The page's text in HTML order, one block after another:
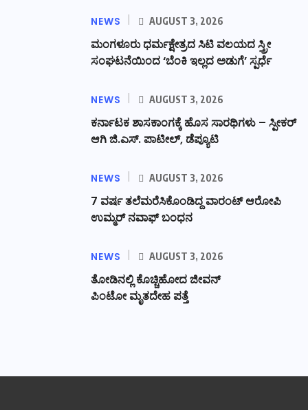
NEWS AUGUST 3, 2026
ಮಂಗಳೂರು ಧರ್ಮಕ್ಷೇತ್ರದ ಸಿಟಿ ವಲಯದ ಸ್ತ್ರೀ
ಸಂಘಟನೆಯಿಂದ ‘ಬೆಂಕಿ ಇಲ್ಲದ ಅಡುಗೆ’ ಸ್ಪರ್ಧೆ
NEWS AUGUST 3, 2026
ಕರ್ನಾಟಕ ಶಾಸಕಾಂಗಕ್ಕೆ ಹೊಸ ಸಾರಥಿಗಳು – ಸ್ಪೀಕರ್
ಆಗಿ ಜಿ.ಎಸ್. ಪಾಟೀಲ್, ಡೆಪ್ಯೂಟಿ
NEWS AUGUST 3, 2026
7 ವರ್ಷ ತಲೆಮರೆಸಿಕೊಂಡಿದ್ದ ವಾರಂಟ್ ಆರೋಪಿ
ಉಮ್ಮರ್ ನವಾಫ್ ಬಂಧನ
NEWS AUGUST 3, 2026
ತೋಡಿನಲ್ಲಿ ಕೊಚ್ಚಿಹೋದ ಜೀವನ್
ಪಿಂಟೋ ಮೃತದೇಹ ಪತ್ತೆ